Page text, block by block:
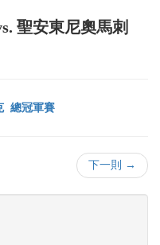
聖安東尼奧馬刺
總冠軍賽
下一則 →